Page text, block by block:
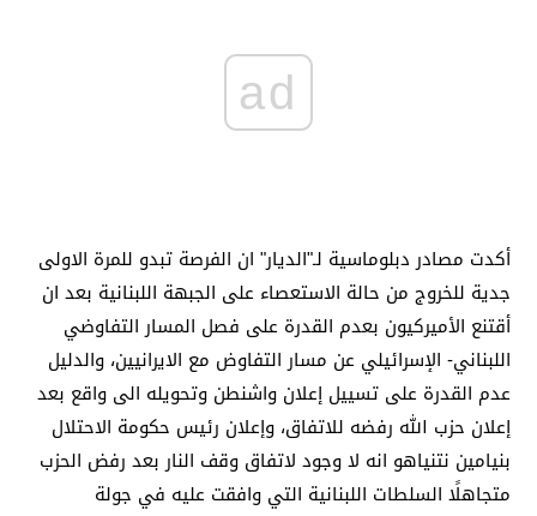
ad
أكدت مصادر دبلوماسية لـ"الديار" ان الفرصة تبدو للمرة الاولى
جدية للخروج من حالة الاستعصاء على الجبهة اللبنانية بعد ان
أقتنع الأميركيون بعدم القدرة على فصل المسار التفاوضي
اللبناني- الإسرائيلي عن مسار التفاوض مع الايرانيين، والدليل
عدم القدرة على تسييل إعلان واشنطن وتحويله الى واقع بعد
إعلان حزب الله رفضه للاتفاق، وإعلان رئيس حكومة الاحتلال
بنيامين نتنياهو انه لا وجود لاتفاق وقف النار بعد رفض الحزب
متجاهلًا السلطات اللبنانية التي وافقت عليه في جولة